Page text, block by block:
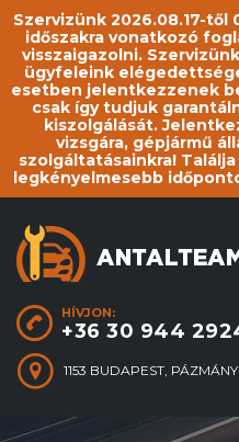
Szervizünk 2026.08.17-től
időszakra vonatkozó
visszaigazolni.
ügyfeleink
esetben jelentkezzenek
csak így tudjuk
kiszolgálását.
vizsgára, gépjármű
szolgáltatásainkra!
legkényelmesebb
HÍVJON:
+36 30 944
1153 BUDAPEST,